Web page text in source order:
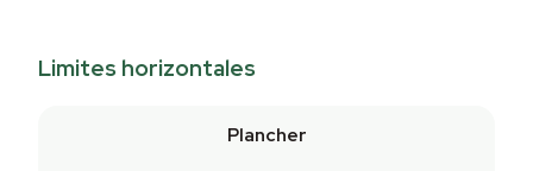
Limites horizontales
Plancher